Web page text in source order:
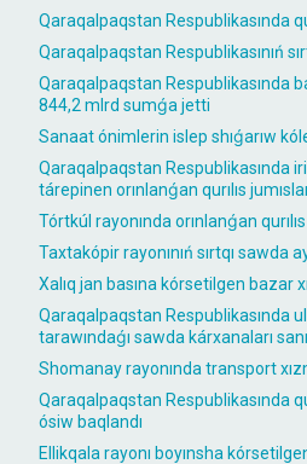
Qaraqalpaqstan Respublikasında
Qaraqalpaqstan Respublikasınıń
Qaraqalpaqstan Respublikasında
844,2 mlrd sumǵa jetti
Sanaat ónimlerin islep shıǵarıw
Qaraqalpaqstan Respublikasında iri
tárepinen orınlanǵan qurılıs
Tórtkúl rayonında orınlanǵan qurılıs
Taxtakópir rayonınıń sırtqı sawda
Xalıq jan basına kórsetilgen bazar
Qaraqalpaqstan Respublikasında
tarawındaǵı sawda kárxanaları sanı
Shomanay rayonında transport
Qaraqalpaqstan Respublikasında
ósiw baqlandı
Ellikqala rayonı boyınsha